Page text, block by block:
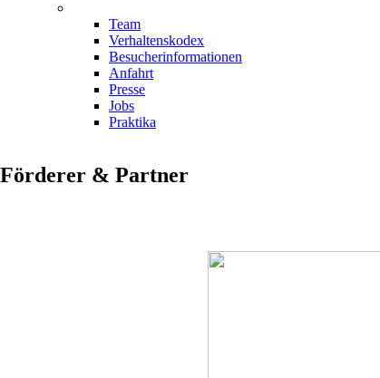
Team
Verhaltenskodex
Besucherinformationen
Anfahrt
Presse
Jobs
Praktika
Förderer & Partner